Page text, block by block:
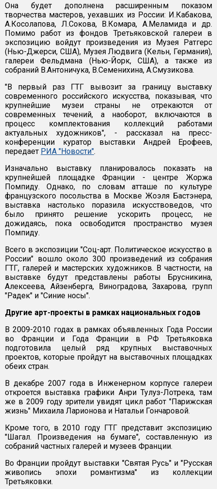
Она будет дополнена расширенным показом
творчества мастеров, уехавших из России: И.Кабакова,
А.Косолапова, Л.Сокова, В.Комара, А.Меламида и др.
Помимо работ из фондов Третьяковской галереи в
экспозицию войдут произведения из Музея Ратгерс
(Нью-Джерси, США), Музея Людвига (Кельн, Германия),
галереи Фельдмана (Нью-Йорк, США), а также из
собраний В.Антоничука, В.Семенихина, А.Смузикова.
"В первый раз ГТГ вывозит за границу выставку
современного российского искусства, показывая, что
крупнейшие музеи страны не отрекаются от
современных течений, а наоборот, включаются в
процесс комплектования коллекций работами
актуальных художников", - рассказал на пресс-
конференции куратор выставки Андрей Ерофеев,
передает РИА "Новости".
Изначально выставку планировалось показать на
крупнейшей площадке Франции - центре Жоржа
Помпиду. Однако, по словам атташе по культуре
французского посольства в Москве Жоэля Бастэнера,
выставка настолько поразила искусствоведов, что
было принято решение ускорить процесс, не
дожидаясь, пока освободится пространство музея
Помпиду.
Всего в экспозиции "Соц-арт. Политическое искусство в
России" вошло около 300 произведений из собрания
ГТГ, галерей и мастерских художников. В частности, на
выставке будут представлены работы Брусникина,
Алексеева, Айзенберга, Виноградова, Захарова, групп
"Радек" и "Синие носы".
Другие арт-проекты в рамках национальных годов
В 2009-2010 годах в рамках объявленных Года России
во Франции и Года Франции в РФ Третьяковка
подготовила целый ряд крупных выставочных
проектов, которые пройдут на выставочных площадках
обеих стран.
В декабре 2007 года в Инженерном корпусе галереи
откроется выставка графики Анри Тулуз-Лотрека, там
же в 2009 году зрители увидят цикл работ "Парижская
жизнь" Михаила Ларионова и Натальи Гончаровой.
Кроме того, в 2010 году ГТГ представит экспозицию
"Шагал. Произведения на бумаге", составленную из
собраний частных галерей и музеев Франции.
Во Франции пройдут выставки "Святая Русь" и "Русская
живопись эпохи романтизма" из коллекции
Третьяковки.